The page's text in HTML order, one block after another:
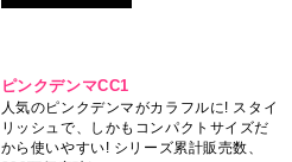
ピンクデンマCC1
人気のピンクデンマがカラフルに! スタイ
リッシュで、しかもコンパクトサイズだ
から使いやすい! シリーズ累計販売数、